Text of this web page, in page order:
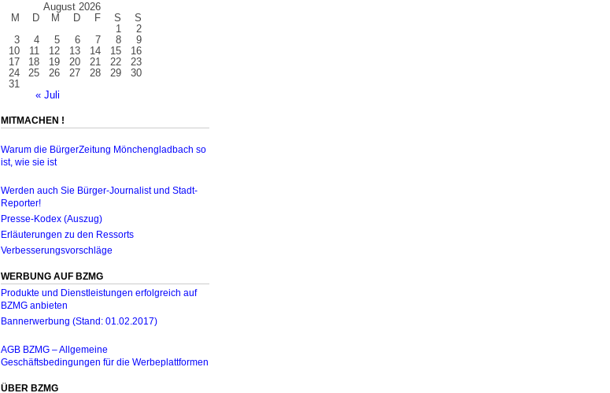
August 2026
M
D M D F S S
« Juli
1
2
3
4 5 6 7 8
9
10
11 12 13 14 15
16
17
18 19 20 21 22
23
24
25 26 27 28 29
30
31
MITMACHEN !
Warum die BürgerZeitung Mönchengladbach so
ist, wie sie ist
Werden auch Sie Bürger-Journalist und Stadt-
Reporter!
Presse-Kodex (Auszug)
Erläuterungen zu den Ressorts
Verbesserungsvorschläge
WERBUNG AUF BZMG
Produkte und Dienstleistungen erfolgreich auf
BZMG anbieten
Bannerwerbung (Stand: 01.02.2017)
AGB BZMG – Allgemeine
Geschäftsbedingungen für die Werbeplattformen
ÜBER BZMG